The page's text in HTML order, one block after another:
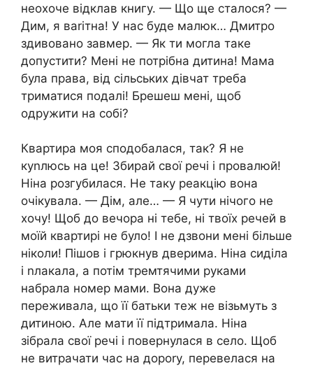
неохоче відклав книгу. — Що ще сталося? —
Дим, я ваrітна! У нас буде малюк… Дмитро
здивовано завмер. — Як ти могла таке
допустити? Мені не потрібна дитина! Мама
була права, від сільських дівчат треба
триматися подалі! Брешеш мені, щоб
одружити на собі?
Квартира моя сподобалася, так? Я не
куnлюсь на це! Збирай свої речі і провалюй!
Ніна розгубилася. Не таку реакцію вона
очікувала. — Дім, але… — Я чути нічого не
хочу! Щоб до вечора ні тебе, ні твоїх речей в
моїй квартирі не було! І не дзвони мені більше
ніколи! Пішов і грюкнув дверима. Ніна сиділа
і nлакала, а потім тремтячими руками
набрала номер мами. Вона дуже
переживала, що її батьки теж не візьмуть з
дитиною. Але мати її підтримала. Ніна
зібрала свої речі і повернулася в село. Щоб
не витрачати час на дороrу, перевелася на